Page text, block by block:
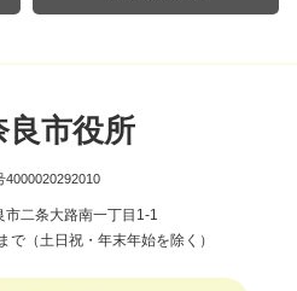
良市役所
4000020292010
二条大路南一丁目1-1
で（土日祝・年末年始を除く）